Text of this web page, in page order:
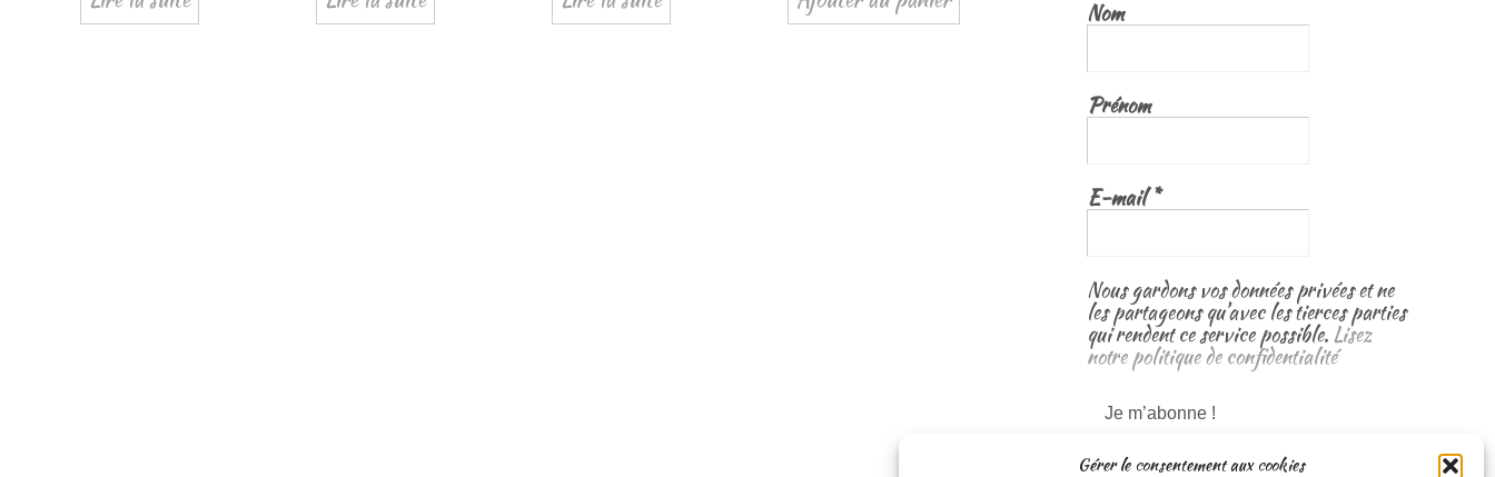
Gérer le consentement aux cookies
Nom
Prénom
E-mail*
Nous gardons vos données privées et ne
les partageons qu’avec les tierces parties
qui rendent ce service possible.Lisez
notre politique de confidentialité